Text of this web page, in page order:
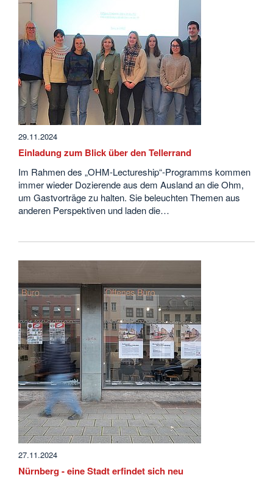
29.11.2024
Einladung zum Blick über den Tellerrand
Im Rahmen des „OHM-Lectureship“-Programms kommen
immer wieder Dozierende aus dem Ausland an die Ohm,
um Gastvorträge zu halten. Sie beleuchten Themen aus
anderen Perspektiven und laden die…
27.11.2024
Nürnberg - eine Stadt erfindet sich neu